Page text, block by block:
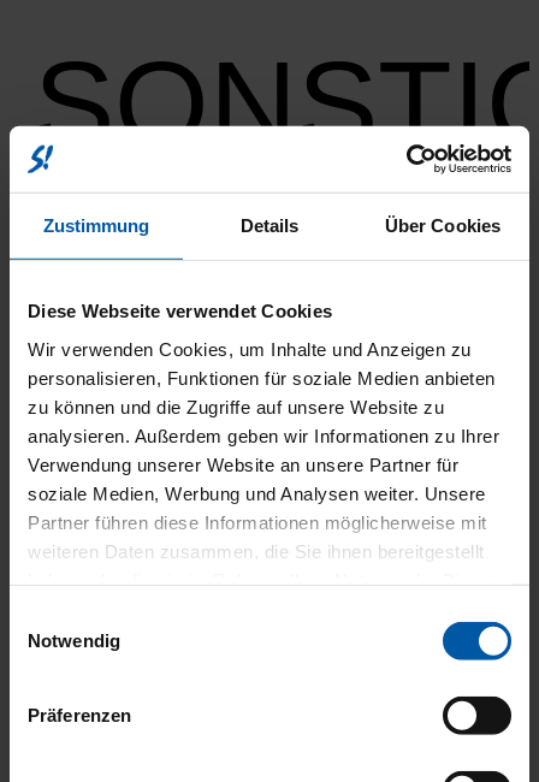
Zustimmung Details Über Cookies
Diese Webseite verwendet Cookies
Wir verwenden Cookies, um Inhalte und Anzeigen zu
personalisieren, Funktionen für soziale Medien anbieten
zu können und die Zugriffe auf unsere Website zu
analysieren. Außerdem geben wir Informationen zu Ihrer
Verwendung unserer Website an unsere Partner für
soziale Medien, Werbung und Analysen weiter. Unsere
Partner führen diese Informationen möglicherweise mit
weiteren Daten zusammen, die Sie ihnen bereitgestellt
Notwendig
Präferenzen
ABS
ESP
Elektr. Weg­fahr­sper­re
Iso­fix Bei­fah­rer­sitz
Müdig­keits­war­ner
Not­brems­as­sis­tent
Kata­ly­sa­tor
2‑Zo­nen-Kli­ma­au­to­ma­tik
Ambi­en­te-Beleuch­tung
Arm­leh­ne
Außen­spie­gel beheiz­bar
Beheiz­ba­res Lenk­rad
Bord­com­pu­ter
Innen­spie­gel autom. abblen­dend
Mul­ti­funk­ti­ons­lenk­rad